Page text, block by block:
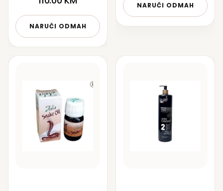
NARUČI ODMAH
NARUČI ODMAH